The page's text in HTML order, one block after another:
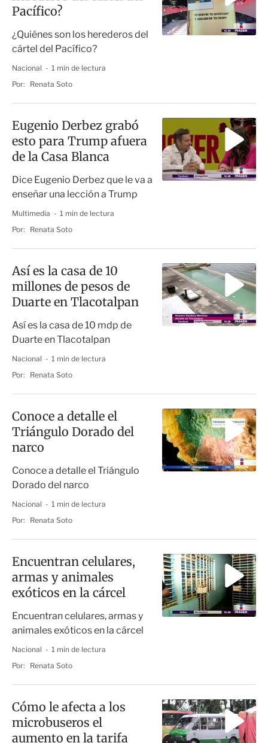
Pacífico?
¿Quiénes son los herederos del
cártel del Pacífico?
Nacional
1 min de lectura
Por:
Renata Soto
Eugenio Derbez grabó
esto para Trump afuera
de la Casa Blanca
Dice Eugenio Derbez que le va a
enseñar una lección a Trump
Multimedia
1 min de lectura
Por:
Renata Soto
Así es la casa de 10
millones de pesos de
Duarte en Tlacotalpan
Así es la casa de 10 mdp de
Duarte en Tlacotalpan
Nacional
1 min de lectura
Por:
Renata Soto
Conoce a detalle el
Triángulo Dorado del
narco
Conoce a detalle el Triángulo
Dorado del narco
Nacional
1 min de lectura
Por:
Renata Soto
Encuentran celulares,
armas y animales
exóticos en la cárcel
Encuentran celulares, armas y
animales exóticos en la cárcel
Nacional
1 min de lectura
Por:
Renata Soto
Cómo le afecta a los
microbuseros el
aumento en la tarifa